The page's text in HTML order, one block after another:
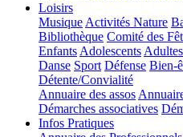
Loisirs
Musique Activités Nature
Bibliothèque Comité des
Enfants Adolescents Adultes
Danse Sport Défense Bien-
Détente/Convialité
Annuaire des assos
Démarches associatives
Infos Pratiques